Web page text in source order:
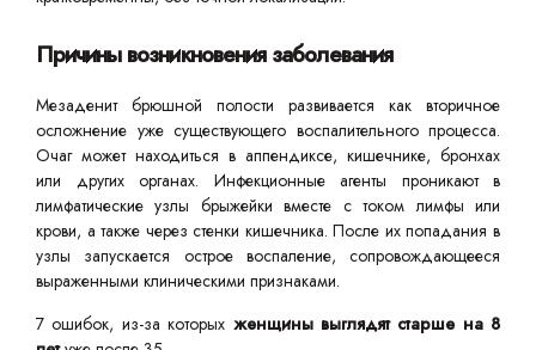
Причины возникновения заболевания
Мезаденит брюшной полости развивается как вторичное
осложнение уже существующего воспалительного процесса.
Очаг может находиться в аппендиксе, кишечнике, бронхах
или других органах. Инфекционные агенты проникают в
лимфатические узлы брыжейки вместе с током лимфы или
крови, а также через стенки кишечника. После их попадания в
узлы запускается острое воспаление, сопровождающееся
выраженными клиническими признаками.
7 ошибок, из-за которых женщины выглядят старше на 8